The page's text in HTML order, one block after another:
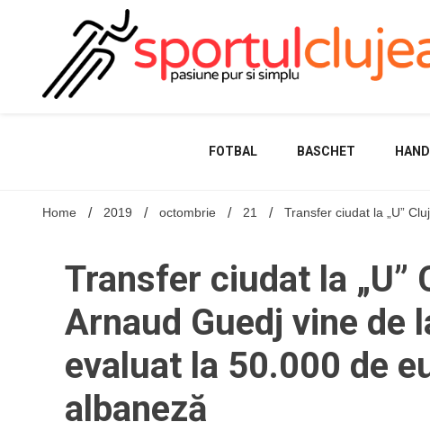
FOTBAL BASCHET
Home 2019 octombrie 21 Transfer ciudat la „U”
Transfer ciudat la „U”
Arnaud Guedj vine de
evaluat la 50.000 de
albaneză